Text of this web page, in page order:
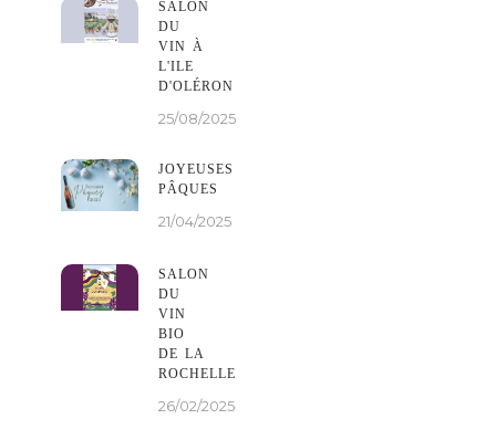
SALON
DU
VIN À
L'ILE
D'OLÉRON
25/08/2025
JOYEUSES
PÂQUES
21/04/2025
SALON
DU
VIN
BIO
DE LA
ROCHELLE
26/02/2025